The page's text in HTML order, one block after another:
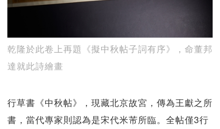
乾隆於此卷上再題《擬中秋帖子詞有序》，命董邦
達就此詩繪畫
行草書《中秋帖》，現藏北京故宮，傳為王獻之所
書，當代專家則認為是宋代米芾所臨。全帖僅3行